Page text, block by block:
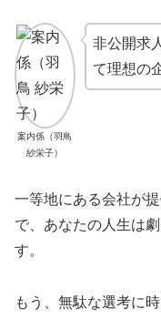
案内係（羽鳥
紗栄子）
非公開求
て理想の
一等地にある会社が
で、あなたの人生は
す。
もう、無駄な選考に